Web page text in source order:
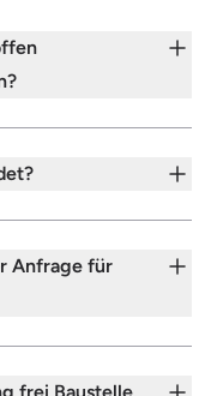
Anfrage für
frei Baustelle